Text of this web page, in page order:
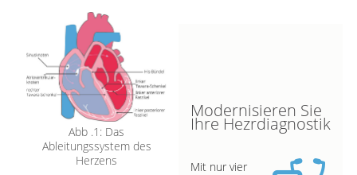
Abb .1: Das
Ableitungssystem des
Herzens
Modernisieren Sie
Ihre Hezrdiagnostik
Mit nur vier